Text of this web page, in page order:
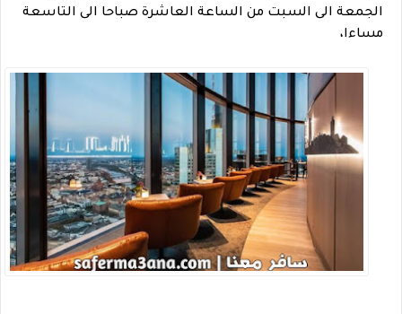
الجمعة الى السبت من الساعة العاشرة صباحا الى التاسعة
مساءا،